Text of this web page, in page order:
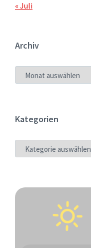
« Juli
Archiv
ARCHIV
Kategorien
KATEGORIEN